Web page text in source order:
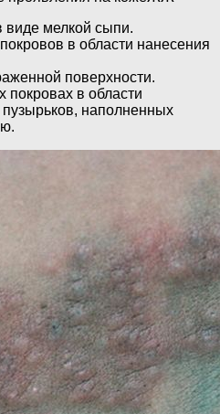
мелкой сыпи.
в области нанесения
поверхности.
в области
пузырьков, наполненных